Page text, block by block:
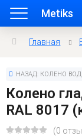
Metiks
Главная
НАЗАД: КОЛЕНО
Колено
RAL 8017
(0